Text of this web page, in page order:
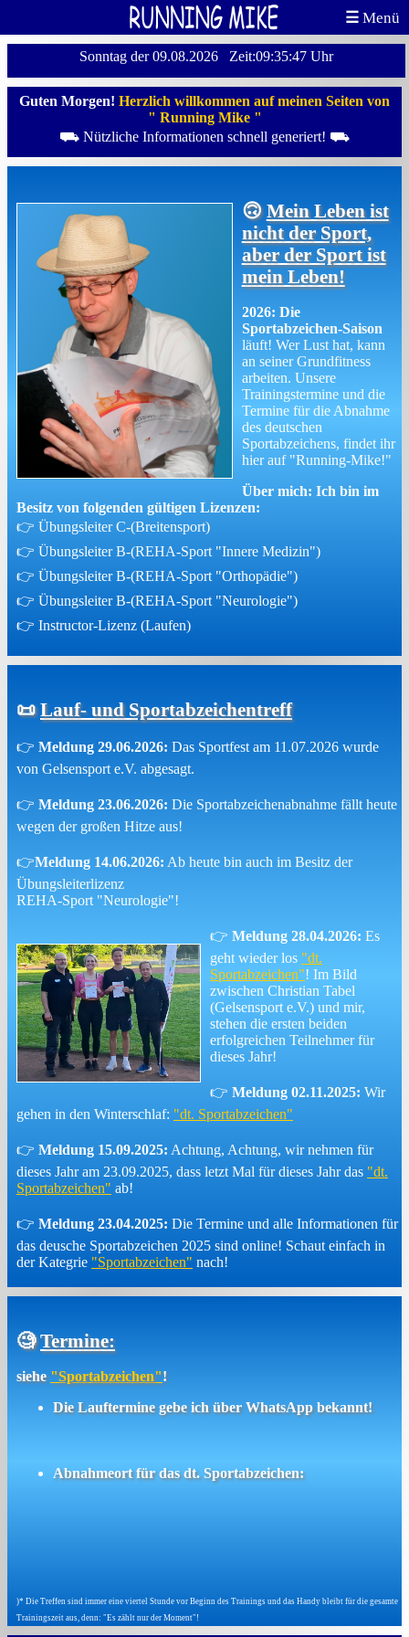
☰ Menü
Sonntag der 09.08.2026 Zeit:09:35:48 Uhr
Guten Morgen! Herzlich willkommen auf meinen Seiten von
" Running Mike "
⛟ Nützliche Informationen schnell generiert! ⛟
🙃Mein Leben ist
nicht der Sport,
aber der Sport ist
mein Leben!
2026: Die
Sportabzeichen-Saison
läuft! Wer Lust hat, kann
an seiner Grundfitness
arbeiten. Unsere
Trainingstermine und die
Termine für die Abnahme
des deutschen
Sportabzeichens, findet ihr
hier auf "Running-Mike!"
Über mich: Ich bin im
Besitz von folgenden gültigen Lizenzen:
👉 Übungsleiter C-(Breitensport)
👉 Übungsleiter B-(REHA-Sport "Innere Medizin")
👉 Übungsleiter B-(REHA-Sport "Orthopädie")
👉 Übungsleiter B-(REHA-Sport "Neurologie")
👉 Instructor-Lizenz (Laufen)
📜Lauf- und Sportabzeichentreff
👉 Meldung 29.06.2026: Das Sportfest am 11.07.2026 wurde
von Gelsensport e.V. abgesagt.
👉 Meldung 23.06.2026: Die Sportabzeichenabnahme fällt heute
wegen der großen Hitze aus!
👉Meldung 14.06.2026: Ab heute bin auch im Besitz der
Übungsleiterlizenz
REHA-Sport "Neurologie"!
👉 Meldung 28.04.2026: Es
geht wieder los "dt.
Sportabzeichen"! Im Bild
zwischen Christian Tabel
(Gelsensport e.V.) und mir,
stehen die ersten beiden
erfolgreichen Teilnehmer für
dieses Jahr!
👉 Meldung 02.11.2025: Wir
gehen in den Winterschlaf: "dt. Sportabzeichen"
👉 Meldung 15.09.2025: Achtung, Achtung, wir nehmen für
dieses Jahr am 23.09.2025, dass letzt Mal für dieses Jahr das "dt.
Sportabzeichen" ab!
👉 Meldung 23.04.2025: Die Termine und alle Informationen für
das deusche Sportabzeichen 2025 sind online! Schaut einfach in
der Kategrie "Sportabzeichen" nach!
🧐Termine:
siehe"Sportabzeichen"!
Die Lauftermine gebe ich über WhatsApp bekannt!
Abnahmeort für das dt. Sportabzeichen:
)* Die Treffen sind immer eine viertel Stunde vor Beginn des Trainings und das Handy bleibt für die gesamte
Trainingszeit aus, denn: "Es zählt nur der Moment"!